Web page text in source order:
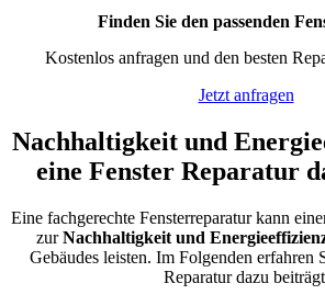
Finden Sie den passenden
Kostenlos anfragen und den besten
Jetzt anfragen
Nachhaltigkeit und
eine Fenster Reparatur
Eine fachgerechte Fensterreparatur kann
zurNachhaltigkeit und
Gebäudes leisten. Im Folgenden erfahren
Reparatur dazu